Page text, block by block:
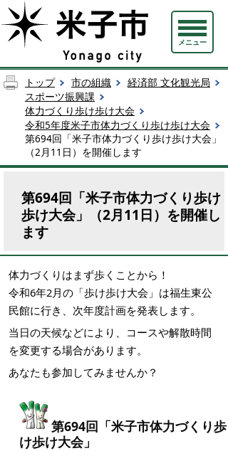
メニュー
トップ 市の組織
経済部 文化観光局
スポーツ振興課
体力づくり歩け歩け大会
令和5年度米子市体力づくり歩け歩け大会
第694回「米子市体力づくり歩け歩け大会」
（2月11日）を開催します
第694回「米子市体力づくり歩け
歩け大会」（2月11日）を開催し
ます
体力づくりはまず歩くことから！
令和6年2月の「歩け歩け大会」は福生東公
民館に行き、 次年度計画を発表します。
当日の天候などにより、コースや解散時間
を変更する場合があります。
あなたも参加してみませんか？
第694回「米子市体力づくり歩
け歩け大会」